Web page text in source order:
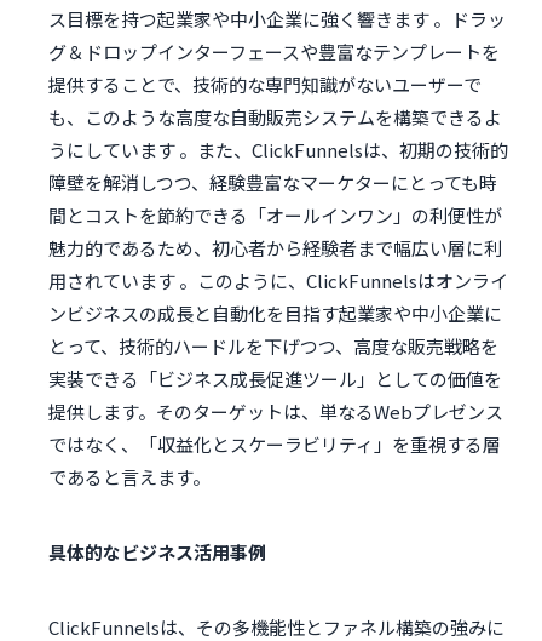
ス目標を持つ起業家や中小企業に強く響きます 。ドラッ
グ＆ドロップインターフェースや豊富なテンプレートを
提供することで、技術的な専門知識がないユーザーで
も、このような高度な自動販売システムを構築できるよ
うにしています 。また、ClickFunnelsは、初期の技術的
障壁を解消しつつ、経験豊富なマーケターにとっても時
間とコストを節約できる「オールインワン」の利便性が
魅力的であるため、初心者から経験者まで幅広い層に利
用されています 。このように、ClickFunnelsはオンライ
ンビジネスの成長と自動化を目指す起業家や中小企業に
とって、技術的ハードルを下げつつ、高度な販売戦略を
実装できる「ビジネス成長促進ツール」としての価値を
提供します。そのターゲットは、単なるWebプレゼンス
ではなく、「収益化とスケーラビリティ」を重視する層
であると言えます。
具体的なビジネス活用事例
ClickFunnelsは、その多機能性とファネル構築の強みに